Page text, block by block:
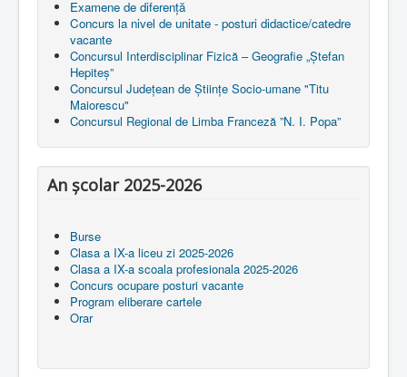
Examene de diferență
Concurs la nivel de unitate - posturi didactice/catedre
vacante
Concursul Interdisciplinar Fizică – Geografie „Ștefan
Hepiteș”
Concursul Județean de Științe Socio-umane "Titu
Maiorescu"
Concursul Regional de Limba Franceză ”N. I. Popa”
An școlar 2025-2026
Burse
Clasa a IX-a liceu zi 2025-2026
Clasa a IX-a scoala profesionala 2025-2026
Concurs ocupare posturi vacante
Program eliberare cartele
Orar